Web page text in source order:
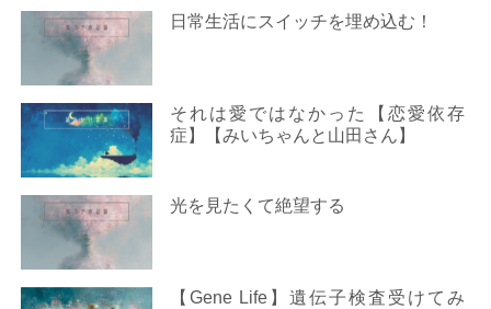
日常生活にスイッチを埋め込む！
それは愛ではなかった【恋愛依存
症】【みいちゃんと山田さん】
光を見たくて絶望する
【Gene Life】遺伝子検査受けてみ